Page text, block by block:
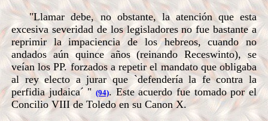
"Llamar debe, no obstante, la atención que esta
excesiva severidad de los legisladores no fue bastante a
reprimir la impaciencia de los hebreos, cuando no
andados aún quince años (reinando Receswinto), se
veían los PP. forzados a repetir el mandato que obligaba
al rey electo a jurar que `defendería la fe contra la
perfidia judaica´ " (94). Este acuerdo fue tomado por el
Concilio VIII de Toledo en su Canon X.